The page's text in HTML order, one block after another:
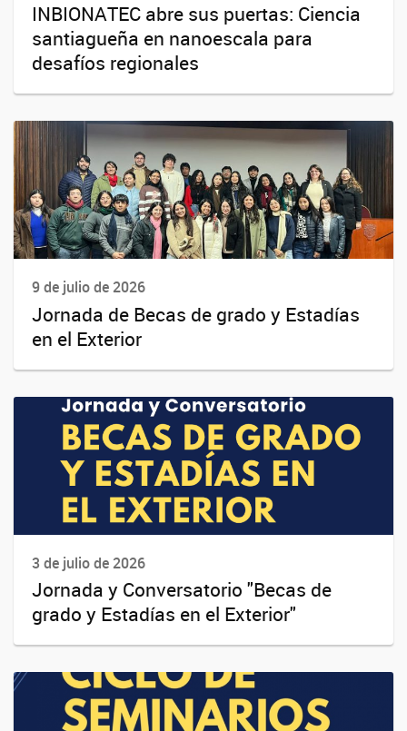
INBIONATEC abre sus puertas: Ciencia
santiagueña en nanoescala para
desafíos regionales
9 de julio de 2026
Jornada de Becas de grado y Estadías
en el Exterior
3 de julio de 2026
Jornada y Conversatorio "Becas de
grado y Estadías en el Exterior"